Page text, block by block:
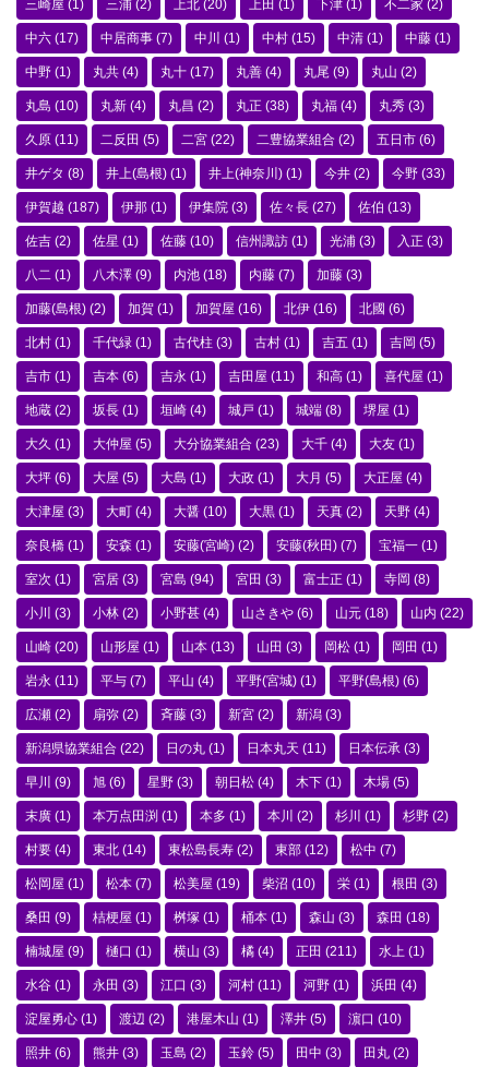
三崎屋 (1) 三浦 (2) 上北 (20) 上田 (1) 下津 (1) 不二家 (2)
中六 (17) 中居商事 (7) 中川 (1) 中村 (15) 中清 (1) 中藤 (1)
中野 (1) 丸共 (4) 丸十 (17) 丸善 (4) 丸尾 (9) 丸山 (2)
丸島 (10) 丸新 (4) 丸昌 (2) 丸正 (38) 丸福 (4) 丸秀 (3)
久原 (11) 二反田 (5) 二宮 (22) 二豊協業組合 (2) 五日市 (6)
井ゲタ (8) 井上(島根) (1) 井上(神奈川) (1) 今井 (2) 今野 (33)
伊賀越 (187) 伊那 (1) 伊集院 (3) 佐々長 (27) 佐伯 (13)
佐吉 (2) 佐星 (1) 佐藤 (10) 信州諏訪 (1) 光浦 (3) 入正 (3)
八二 (1) 八木澤 (9) 内池 (18) 内藤 (7) 加藤 (3)
加藤(島根) (2) 加賀 (1) 加賀屋 (16) 北伊 (16) 北國 (6)
北村 (1) 千代緑 (1) 古代柱 (3) 古村 (1) 吉五 (1) 吉岡 (5)
吉市 (1) 吉本 (6) 吉永 (1) 吉田屋 (11) 和高 (1) 喜代屋 (1)
地蔵 (2) 坂長 (1) 垣崎 (4) 城戸 (1) 城端 (8) 堺屋 (1)
大久 (1) 大仲屋 (5) 大分協業組合 (23) 大千 (4) 大友 (1)
大坪 (6) 大屋 (5) 大島 (1) 大政 (1) 大月 (5) 大正屋 (4)
大津屋 (3) 大町 (4) 大醤 (10) 大黒 (1) 天真 (2) 天野 (4)
奈良橋 (1) 安森 (1) 安藤(宮崎) (2) 安藤(秋田) (7) 宝福一 (1)
室次 (1) 宮居 (3) 宮島 (94) 宮田 (3) 富士正 (1) 寺岡 (8)
小川 (3) 小林 (2) 小野甚 (4) 山さきや (6) 山元 (18) 山内 (22)
山崎 (20) 山形屋 (1) 山本 (13) 山田 (3) 岡松 (1) 岡田 (1)
岩永 (11) 平与 (7) 平山 (4) 平野(宮城) (1) 平野(島根) (6)
広瀬 (2) 扇弥 (2) 斉藤 (3) 新宮 (2) 新潟 (3)
新潟県協業組合 (22) 日の丸 (1) 日本丸天 (11) 日本伝承 (3)
早川 (9) 旭 (6) 星野 (3) 朝日松 (4) 木下 (1) 木場 (5)
末廣 (1) 本万点田渕 (1) 本多 (1) 本川 (2) 杉川 (1) 杉野 (2)
村要 (4) 東北 (14) 東松島長寿 (2) 東部 (12) 松中 (7)
松岡屋 (1) 松本 (7) 松美屋 (19) 柴沼 (10) 栄 (1) 根田 (3)
桑田 (9) 桔梗屋 (1) 桝塚 (1) 桶本 (1) 森山 (3) 森田 (18)
楠城屋 (9) 樋口 (1) 横山 (3) 橘 (4) 正田 (211) 水上 (1)
水谷 (1) 永田 (3) 江口 (3) 河村 (11) 河野 (1) 浜田 (4)
淀屋勇心 (1) 渡辺 (2) 港屋木山 (1) 澤井 (5) 濵口 (10)
照井 (6) 熊井 (3) 玉島 (2) 玉鈴 (5) 田中 (3) 田丸 (2)